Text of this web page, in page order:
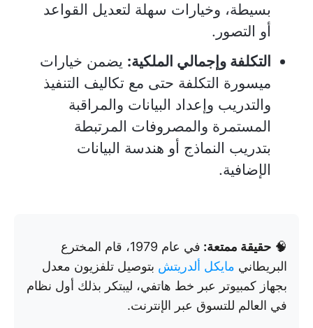
بسيطة، وخيارات سهلة لتعديل القواعد
أو التصور.
التكلفة وإجمالي الملكية: يضمن خيارات
ميسورة التكلفة حتى مع تكاليف التنفيذ
والتدريب وإعداد البيانات والمراقبة
المستمرة والمصروفات المرتبطة
بتدريب النماذج أو هندسة البيانات
الإضافية.
🧠 حقيقة ممتعة:
في عام 1979، قام المخترع
البريطاني مايكل ألدريتش بتوصيل تلفزيون معدل
بجهاز كمبيوتر عبر خط هاتفي، ليبتكر بذلك أول نظام
في العالم للتسوق عبر الإنترنت.